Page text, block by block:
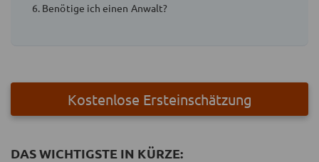
6. Benötige ich einen Anwalt?
Kostenlose Ersteinschätzung
DAS WICHTIGSTE IN KÜRZE: